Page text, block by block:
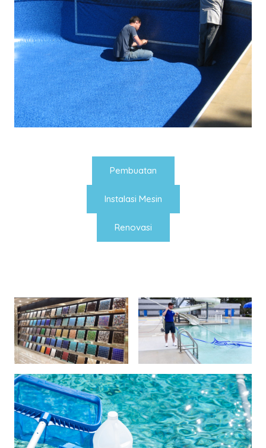
Pembuatan
Instalasi Mesin
Renovasi